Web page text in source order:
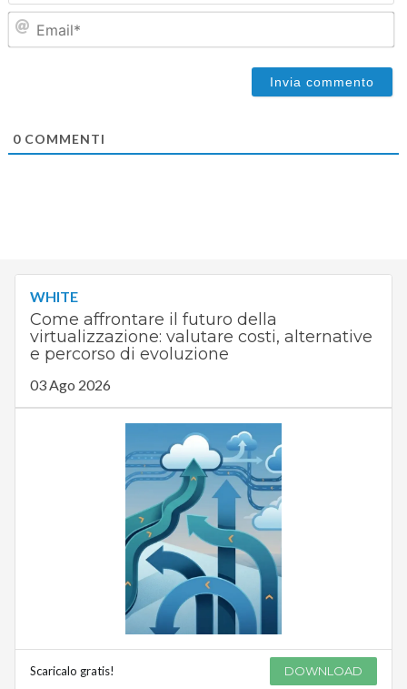
0COMMENTI
WHITE
Come affrontare il futuro della
virtualizzazione: valutare costi, alternative
e percorso di evoluzione
03 Ago 2026
Scaricalo gratis! DOWNLOAD